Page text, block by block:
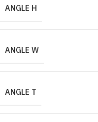
ANGLE H
ANGLE W
ANGLE T